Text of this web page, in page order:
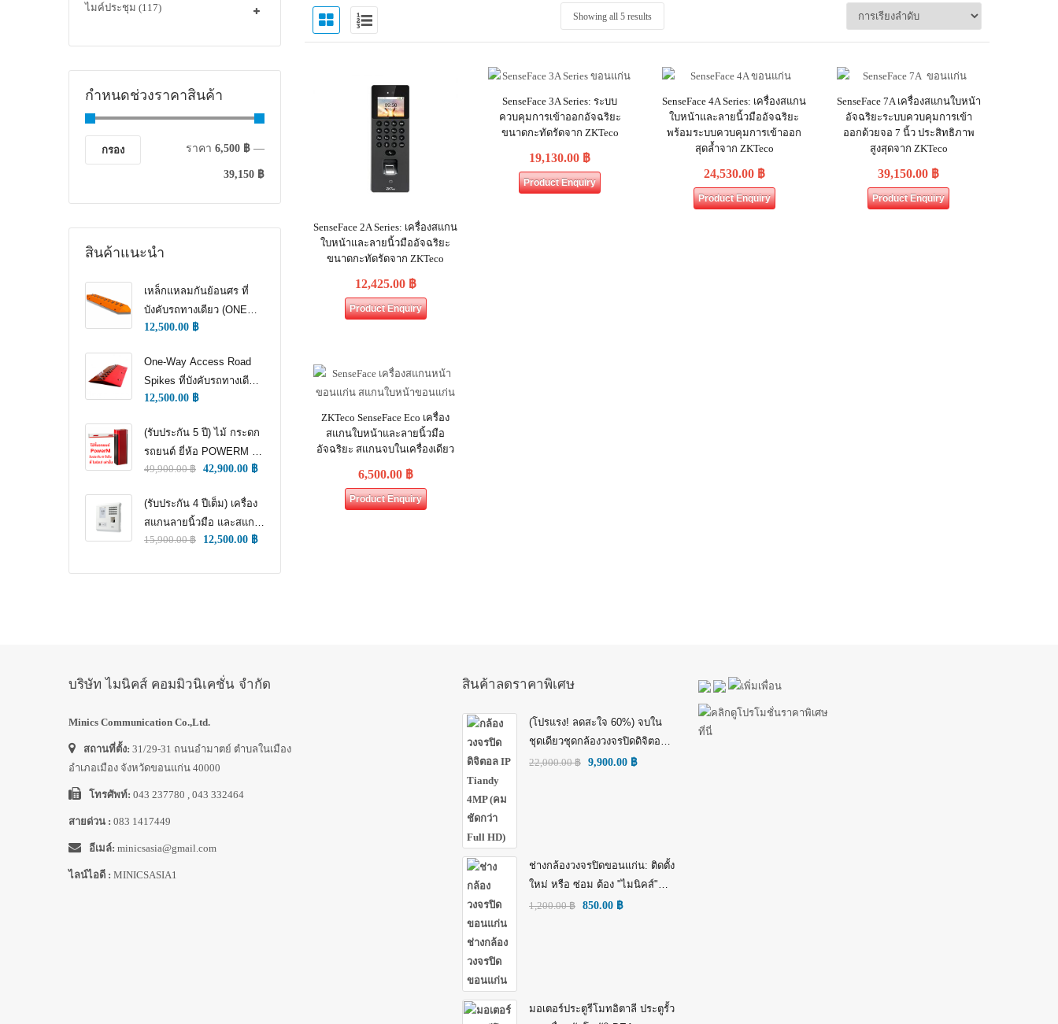
ไมค์ประชุม (117)
กำหนดช่วงราคาสินค้า
กรอง ราคา 6,500 ฿ —
39,150 ฿
สินค้าแนะนำ
เหล็กแหลมกันย้อนศร ที่
บังคับรถทางเดียว (ONE
WAY TRAFFIC
12,500.00 ฿
One-Way Access Road
Spikes ที่บังคับรถทางเดียว
(ONE WAY TRAFFIC
ล้อ)
12,500.00 ฿
(รับประกัน 5 ปี) ไม้ กระดก
รถยนต์ ยี่ห้อ POWERM รุ่น
9000 ทนทานสูงที่สุด อึด
49,900.00฿ 42,900.00 ฿
(รับประกัน 4 ปีเต็ม) เครื่อง
สแกนลายนิ้วมือ และสแกน
ใบหน้า สำหรับลงเวลา
15,900.00฿ 12,500.00 ฿
Showing all 5 results
SenseFace 2A Series: เครื่องสแกน
ใบหน้าและลายนิ้วมืออัจฉริยะ
ขนาดกะทัดรัดจาก ZKTeco
12,425.00 ฿
Product Enquiry
SenseFace 3A Series: ระบบ
ควบคุมการเข้าออกอัจฉริยะ
ขนาดกะทัดรัดจาก ZKTeco
19,130.00 ฿
Product Enquiry
SenseFace 4A Series: เครื่องสแกน
ใบหน้าและลายนิ้วมืออัจฉริยะ
พร้อมระบบควบคุมการเข้าออก
สุดล้ำจาก ZKTeco
24,530.00 ฿
Product Enquiry
SenseFace 7A เครื่องสแกนใบหน้า
อัจฉริยะระบบควบคุมการเข้า
ออกด้วยจอ 7 นิ้ว ประสิทธิภาพ
สูงสุดจาก ZKTeco
39,150.00 ฿
Product Enquiry
ZKTeco SenseFace Eco เครื่อง
สแกนใบหน้าและลายนิ้วมือ
อัจฉริยะ สแกนจบในเครื่องเดียว
6,500.00 ฿
Product Enquiry
บริษัท ไมนิคส์ คอมมิวนิเคชั่น จำกัด
Minics Communication Co.,Ltd.
สถานที่ตั้ง: 31/29-31 ถนนอำมาตย์ ตำบลในเมือง
อำเภอเมือง จังหวัดขอนแก่น 40000
โทรศัพท์: 043 237780 , 043 332464
สายด่วน : 083 1417449
อีเมล์: minicsasia@gmail.com
ไลน์ไอดี : MINICSASIA1
สินค้าลดราคาพิเศษ
(โปรแรง! ลดสะใจ 60%) จบใน
ชุดเดียวชุดกล้องวงจรปิดดิจิตอล
IP Tiandy 4MP (คมชัดกว่า Full
22,000.00฿ 9,900.00 ฿
ช่างกล้องวงจรปิดขอนแก่น: ติดตั้ง
ใหม่ หรือ ซ่อม ต้อง "ไมนิคส์"
(MINICS)
1,200.00฿ 850.00 ฿
มอเตอร์ประตูรีโมทอิตาลี ประตูรั้ว